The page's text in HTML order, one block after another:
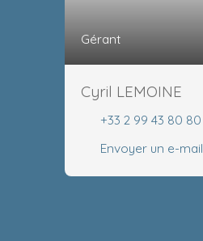
Gérant
Cyril LEMOINE
+33 2 99 43 80 80
Envoyer un e-mail